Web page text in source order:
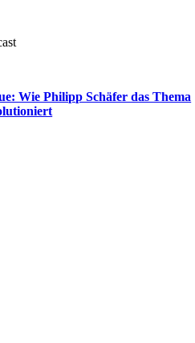
Wie Philipp Schäfer das Thema